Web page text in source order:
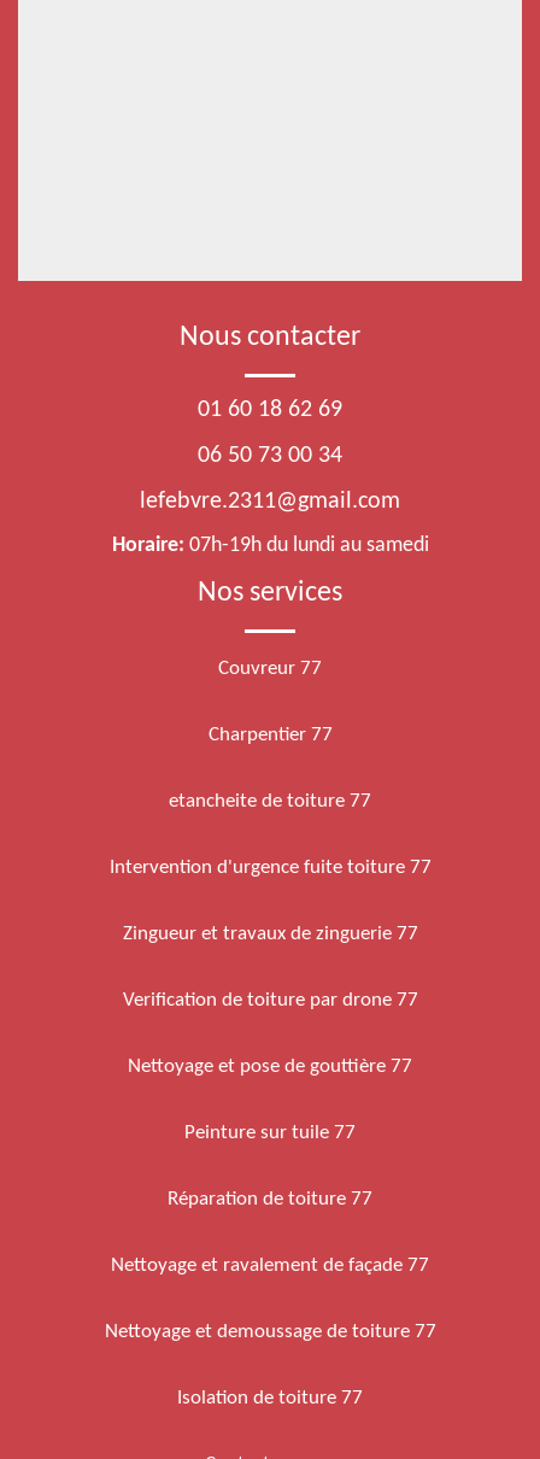
Nous contacter
01 60 18 62 69
06 50 73 00 34
lefebvre.2311@gmail.com
Horaire: 07h-19h du lundi au samedi
Nos services
Couvreur 77
Charpentier 77
etancheite de toiture 77
Intervention d'urgence fuite toiture 77
Zingueur et travaux de zinguerie 77
Verification de toiture par drone 77
Nettoyage et pose de gouttière 77
Peinture sur tuile 77
Réparation de toiture 77
Nettoyage et ravalement de façade 77
Nettoyage et demoussage de toiture 77
Isolation de toiture 77